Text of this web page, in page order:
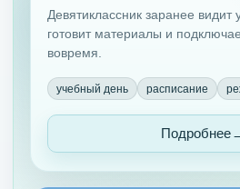
Девятиклассник заранее видит
готовит материалы и
вовремя.
учебный день расписание
Подробнее